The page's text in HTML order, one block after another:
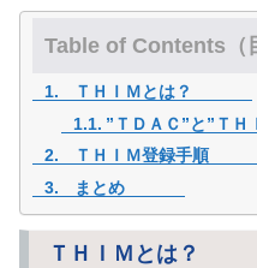
Table of Contents（
ＴＨＩＭとは？
”ＴＤＡＣ”と”ＴＨ
ＴＨＩＭ登録手順
まとめ
ＴＨＩＭとは？